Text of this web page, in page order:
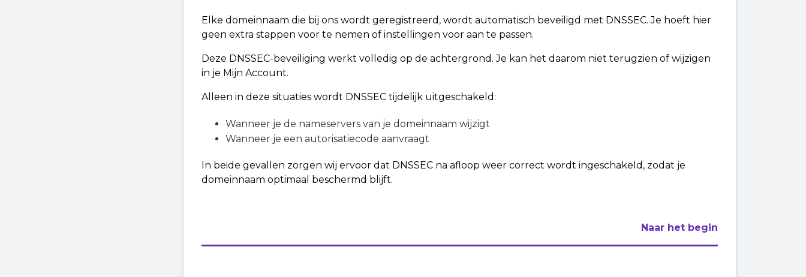
Elke domeinnaam die bij ons wordt geregistreerd, wordt automatisch beveiligd met DNSSEC. Je hoeft hier
geen extra stappen voor te nemen of instellingen voor aan te passen.
Deze DNSSEC-beveiliging werkt volledig op de achtergrond. Je kan het daarom niet terugzien of wijzigen
in je Mijn Account.
Alleen in deze situaties wordt DNSSEC tijdelijk uitgeschakeld:
Wanneer je de nameservers van je domeinnaam wijzigt
Wanneer je een autorisatiecode aanvraagt
In beide gevallen zorgen wij ervoor dat DNSSEC na afloop weer correct wordt ingeschakeld, zodat je
domeinnaam optimaal beschermd blijft.
Naar het begin